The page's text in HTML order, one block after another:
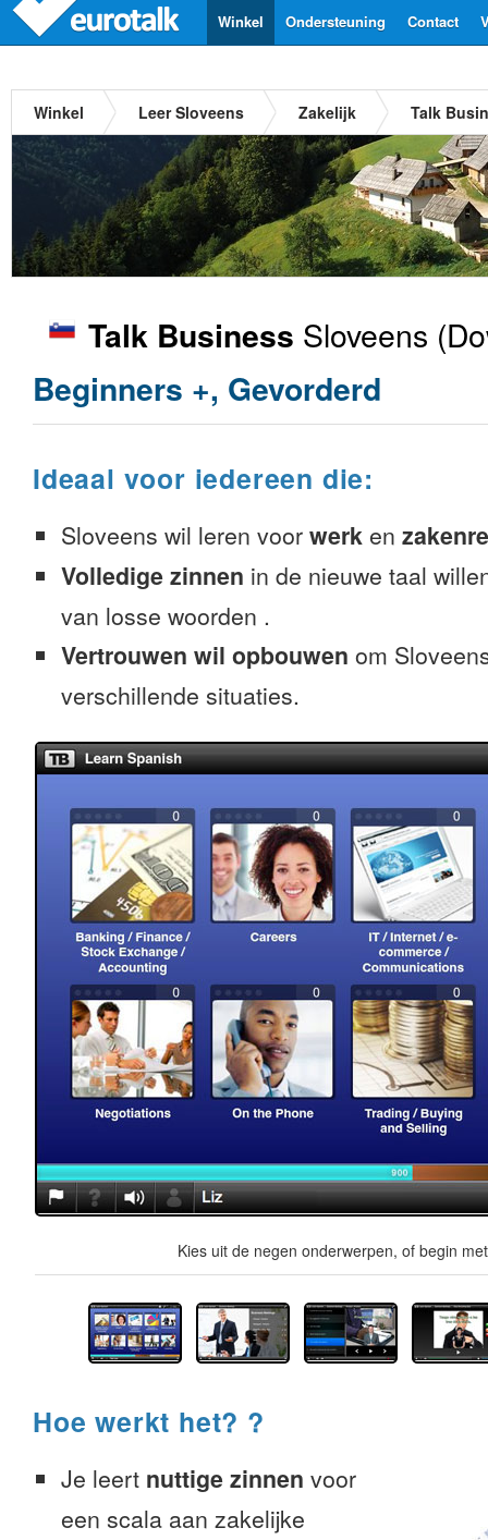
Contact
Ondersteuning
Winkel
Winkel Leer Sloveens Zakelijk Talk
Talk Business Sloveens
Beginners +, Gevorderd
Ideaal voor iedereen die:
Sloveens wil leren voor werk en
Volledige zinnen in de nieuwe taal
van losse woorden .
Vertrouwen wil opbouwen om
verschillende situaties.
Kies uit de negen onderwerpen, of begin
Hoe werkt het? ?
Je leert nuttige zinnen voor
een scala aan zakelijke